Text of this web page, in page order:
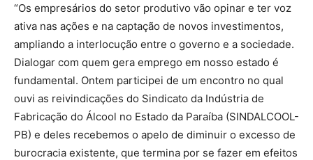
“Os empresários do setor produtivo vão opinar e ter voz
ativa nas ações e na captação de novos investimentos,
ampliando a interlocução entre o governo e a sociedade.
Dialogar com quem gera emprego em nosso estado é
fundamental. Ontem participei de um encontro no qual
ouvi as reivindicações do Sindicato da Indústria de
Fabricação do Álcool no Estado da Paraíba (SINDALCOOL-
PB) e deles recebemos o apelo de diminuir o excesso de
burocracia existente, que termina por se fazer em efeitos